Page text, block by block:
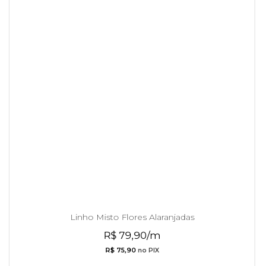
Linho Misto Flores Alaranjadas
R$ 79,90/m
R$ 75,90 no PIX